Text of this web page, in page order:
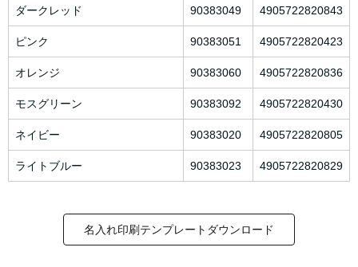
ダークレッド 90383049 4905722820843
ピンク 90383051 4905722820423
オレンジ 90383060 4905722820836
モスグリーン 90383092 4905722820430
ネイビー 90383020 4905722820805
ライトブルー 90383023 4905722820829
名入れ印刷テンプレートダウンロード